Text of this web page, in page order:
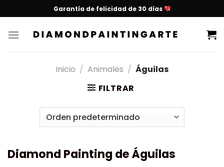
Garantía de felicidad de 30 días
Inicio / Animales / Águilas
FILTRAR
Diamond Painting de Águilas